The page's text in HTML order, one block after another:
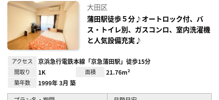
録
大田区
蒲田駅徒歩５分♪オートロック付、バ
ス・トイレ別、ガスコンロ、室内洗濯機
と人気設備充実♪
アクセス 京浜急行電鉄本線「京急蒲田駅」徒歩15分
間取り 1K 面積 21.76m²
築年数 1999年 3月 築